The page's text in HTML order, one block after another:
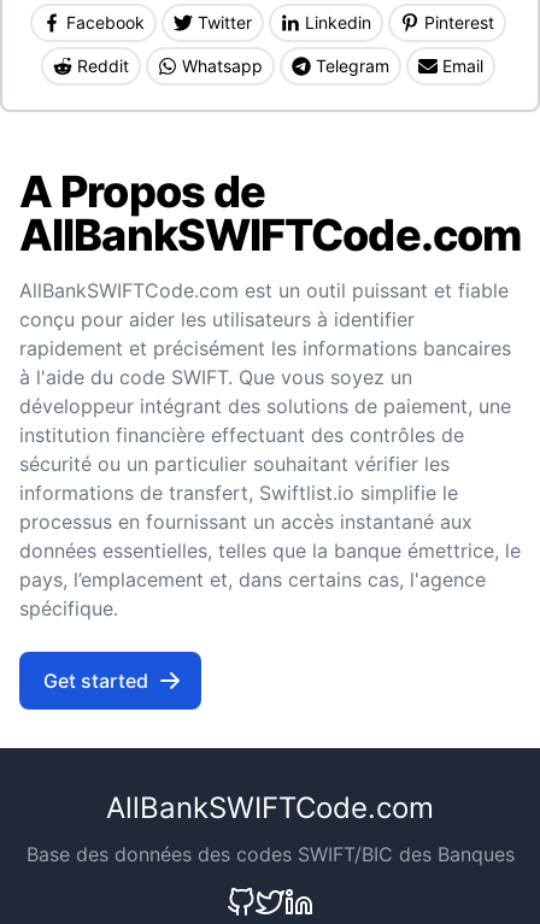
Facebook Twitter Linkedin Pinterest
Reddit Whatsapp Telegram Email
A Propos de
AllBankSWIFTCode.com
AllBankSWIFTCode.com est un outil puissant et fiable
conçu pour aider les utilisateurs à identifier
rapidement et précisément les informations bancaires
à l'aide du code SWIFT. Que vous soyez un
développeur intégrant des solutions de paiement, une
institution financière effectuant des contrôles de
sécurité ou un particulier souhaitant vérifier les
informations de transfert, Swiftlist.io simplifie le
processus en fournissant un accès instantané aux
données essentielles, telles que la banque émettrice, le
pays, l’emplacement et, dans certains cas, l'agence
spécifique.
Get started
AllBankSWIFTCode.com
Base des données des codes SWIFT/BIC des Banques